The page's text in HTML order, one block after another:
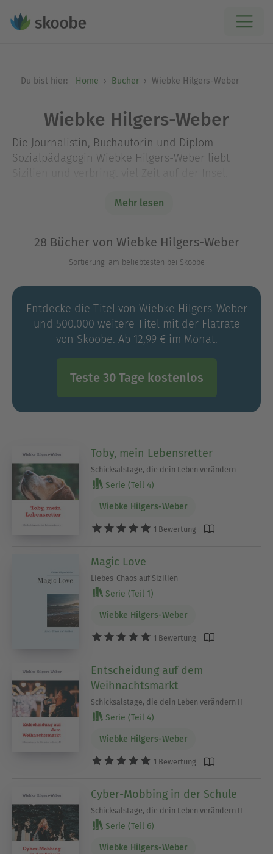
Du bist hier: Home Bücher Wiebke Hilgers-Weber
Wiebke Hilgers-Weber
Die Journalistin, Buchautorin und Diplom-
Sozialpädagogin Wiebke Hilgers-Weber liebt
»Hier fühle ich mich zu Hause«, sagt sie und
herrlichen Natur und dem wohltuenden
Lebensstil.
Mehr lesen
28 Bücher von Wiebke Hilgers-Weber
Sortierung: am beliebtesten bei Skoobe
Entdecke die Titel von Wiebke Hilgers-Weber
und 500.000 weitere Titel mit der Flatrate
von Skoobe. Ab 12,99 € im Monat.
Teste 30 Tage kostenlos
Toby, mein Lebensretter
Schicksalstage, die dein Leben verändern
Serie (Teil 4)
Wiebke Hilgers-Weber
1 Bewertung
Magic Love
Liebes-Chaos auf Sizilien
Serie (Teil 1)
Wiebke Hilgers-Weber
1 Bewertung
Entscheidung auf dem
Weihnachtsmarkt
Schicksalstage, die dein Leben verändern II
Serie (Teil 4)
Wiebke Hilgers-Weber
1 Bewertung
Cyber-Mobbing in der Schule
Schicksalstage, die dein Leben verändern II
Serie (Teil 6)
Wiebke Hilgers-Weber